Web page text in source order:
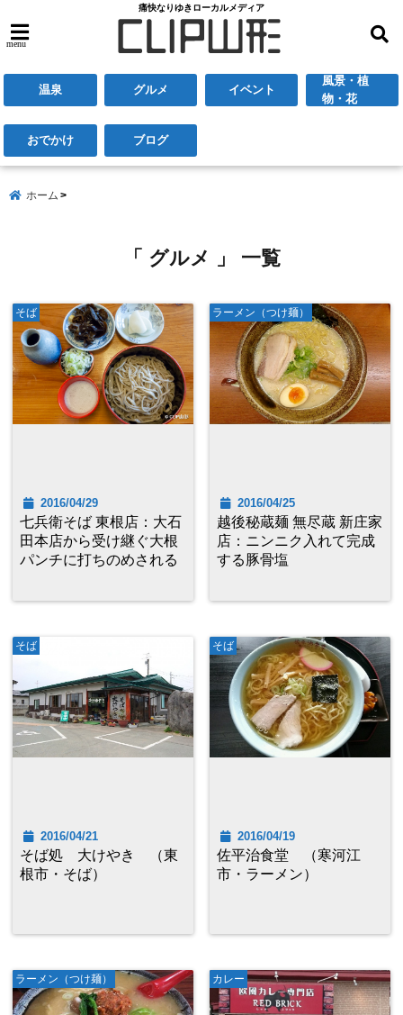
痛快なりゆきローカルメディア
menu
温泉 グルメ イベント
風景・植
物・花
おでかけ ブログ
ホーム
「 グルメ 」 一覧
そば
2016/04/29
七兵衛そば 東根店：大石
田本店から受け継ぐ大根
パンチに打ちのめされる
ラーメン（つけ麺）
2016/04/25
越後秘蔵麺 無尽蔵 新庄家
店：ニンニク入れて完成
する豚骨塩
そば
2016/04/21
そば処 大けやき （東
根市・そば）
そば
2016/04/19
佐平治食堂 （寒河江
市・ラーメン）
ラーメン（つけ麺） カレー